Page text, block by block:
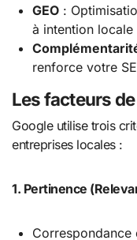
GEO:
à intention locale
renforce votre
Les facteurs
Google utilise trois
entreprises locales :
1. Pertinence